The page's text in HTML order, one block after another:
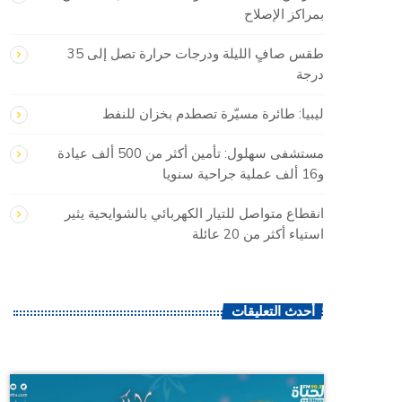
بمراكز الإصلاح
طقس صافٍ الليلة ودرجات حرارة تصل إلى 35
درجة
ليبيا: طائرة مسيّرة تصطدم بخزان للنفط
مستشفى سهلول: تأمين أكثر من 500 ألف عيادة
و16 ألف عملية جراحية سنويا
انقطاع متواصل للتيار الكهربائي بالشوايحية يثير
استياء أكثر من 20 عائلة
أحدث التعليقات